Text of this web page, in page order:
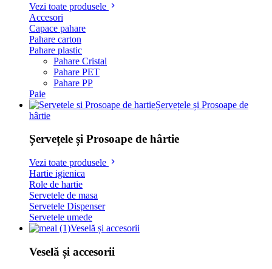
Vezi toate produsele
Accesori
Capace pahare
Pahare carton
Pahare plastic
Pahare Cristal
Pahare PET
Pahare PP
Paie
Șervețele și Prosoape de
hârtie
Șervețele și Prosoape de hârtie
Vezi toate produsele
Hartie igienica
Role de hartie
Servetele de masa
Servetele Dispenser
Servetele umede
Veselă și accesorii
Veselă și accesorii